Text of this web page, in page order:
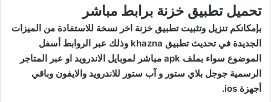
تحميل تطبيق خزنة برابط مباشر
بإمكانكم تنزيل وتثبيت تطبيق خزنة اخر نسخة للاستفادة من الميزات
الجديدة في تحديث تطبيق khazna وذلك عبر الروابط أسفل
الموضوع سواء بملف apk مباشر لموبايل الاندرويد او عبر المتاجر
الرسمية جوجل بلاي ستور و آب ستور للاندرويد والايفون وباقي
أجهزة ios.